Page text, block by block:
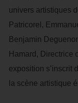
univers artistiques
Patricorel,
Benjamin
Hamard, Directrice
exposition s’inscrit
la scène artistique